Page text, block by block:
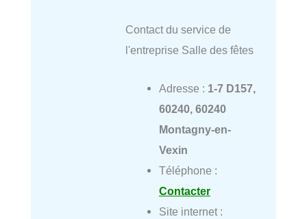
Contact du service de
l'entreprise Salle des fêtes
Adresse : 1-7 D157,
60240, 60240
Montagny-en-
Vexin
Téléphone :
Contacter
Site internet :